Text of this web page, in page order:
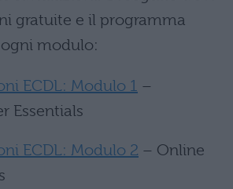
gratuite e il programma
modulo:
ECDL: Modulo 1 –
Essentials
ECDL: Modulo 2 – Online